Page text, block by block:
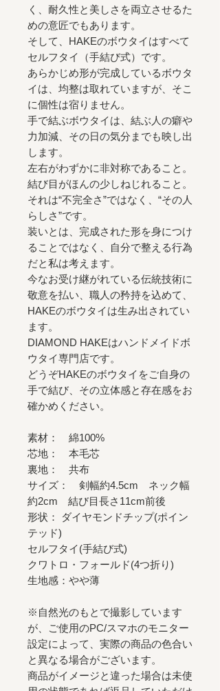
く、耐久性と美しさを両立させるた
めの意匠でもあります。
そして、HAKEのボウタイはすべて
セルフタイ（手結び式）です。
あらかじめ形が完成しているボウタ
イは、均整は取れていますが、そこ
に個性は宿りません。
手で結ぶボウタイは、結ぶ人の癖や
力加減、その日の気分までも映し出
します。
左右がわずかに非対称であること。
結び目がほんの少しねじれること。
それは“不完全さ”ではなく、“その人
らしさ”です。
装いとは、完成された形を身につけ
ることではなく、自分で整える行為
だと私は考えます。
今なお受け継がれている伝統技術に
敬意を払い、職人の矜持を込めて、
HAKEのボウタイは生み出されてい
ます。
DIAMOND HAKEはハンドメイドボ
ウタイ専門店です。
どうぞHAKEのボウタイをご自身の
手で結び、その立体感と存在感をお
確かめください。
素材： 綿100%
芯地： 本毛芯
裏地： 共布
サイズ： 剣幅約4.5cm ネック幅
約2cm 結び目長さ11cm前後
形状： ダイヤモンドチップ(ポイン
テッド)
セルフタイ(手結び式)
クワトロ・フォールド(4つ折り)
生地感：やや薄
※自然光のもとで撮影しています
が、ご使用のPC/スマホのモニター
設定によって、実際の商品の色合い
と異なる場合がございます。
商品がイメージと違った場合は未使